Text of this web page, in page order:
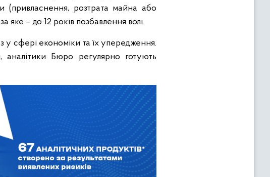
(привласнення, розтрата майна або
– до 12 років позбавлення волі.
у сфері економіки та їх упередження.
Бюро регулярно готують